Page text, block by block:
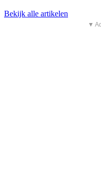
Bekijk alle artikelen
▼